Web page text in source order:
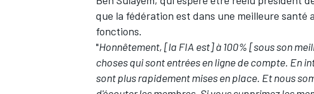
que la fédération est dans une meilleure santé
fonctions.
"Honnêtement, [la FIA est] à 100% [sous son
choses qui sont entrées en ligne de compte. En
sont plus rapidement mises en place. Et nous